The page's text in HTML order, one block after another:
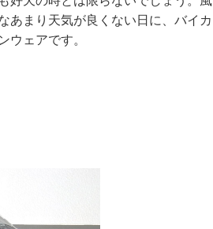
あまり天気が良くない日に、バイカ
ェアです。